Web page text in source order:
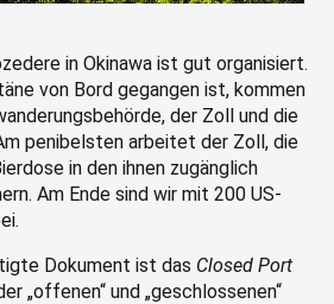
in Okinawa ist gut organisiert.
von Bord gegangen ist, kommen
der Zoll und die
penibelsten arbeitet der Zoll, die
in den ihnen zugänglich
Am Ende sind wir mit 200 US-
Dokument ist das Closed Port
„offenen“ und „geschlossenen“